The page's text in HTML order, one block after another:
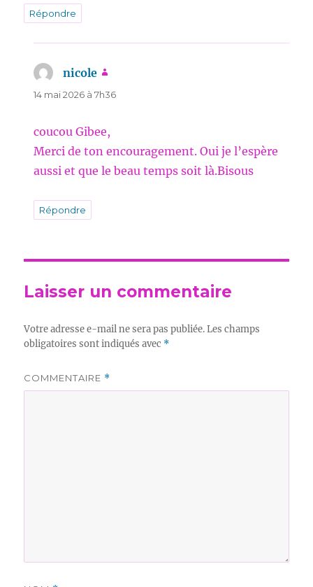
Répondre
nicole
14 mai 2026 à 7h36
coucou Gibee,
Merci de ton encouragement. Oui je l’espère
aussi et que le beau temps soit là.Bisous
Répondre
Laisser un commentaire
Votre adresse e-mail ne sera pas publiée. Les champs
obligatoires sont indiqués avec *
COMMENTAIRE *